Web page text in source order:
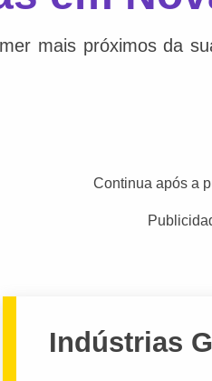
mais próximos da
Continua após a
Indústrias